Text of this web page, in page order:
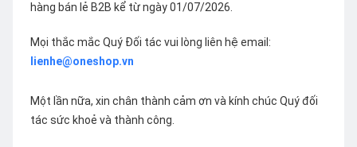
hàng bán lẻ B2B kể từ ngày 01/07/2026.
Mọi thắc mắc Quý Đối tác vui lòng liên hệ email:
lienhe@oneshop.vn
Một lần nữa, xin chân thành cảm ơn và kính chúc Quý đối
tác sức khoẻ và thành công.